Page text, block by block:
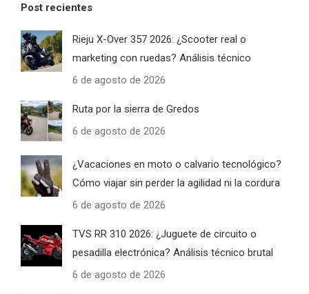
Post recientes
Rieju X-Over 357 2026: ¿Scooter real o
marketing con ruedas? Análisis técnico
6 de agosto de 2026
Ruta por la sierra de Gredos
6 de agosto de 2026
¿Vacaciones en moto o calvario tecnológico?
Cómo viajar sin perder la agilidad ni la cordura
6 de agosto de 2026
TVS RR 310 2026: ¿Juguete de circuito o
pesadilla electrónica? Análisis técnico brutal
6 de agosto de 2026